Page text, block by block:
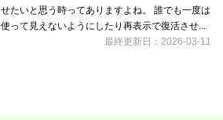
たいと思う時ってありますよね。 誰でも一度は
って見えないようにしたり再表示で復活させ...
最終更新日：2026-03-11